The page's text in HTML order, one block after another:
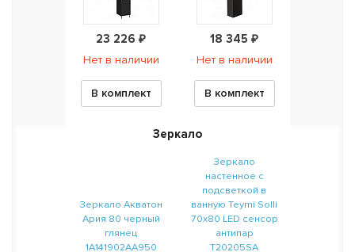
23 226 ₽
Нет в наличии
В комплект
18 345 ₽
Нет в наличии
В комплект
Зеркало
Зеркало Акватон
Ария 80 черный
глянец
1A141902AA950
Зеркало
настенное с
подсветкой в
ванную Teymi Solli
70х80 LED сенсор
антипар
T20205SA